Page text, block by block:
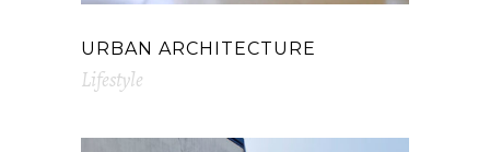
URBAN ARCHITECTURE
Lifestyle